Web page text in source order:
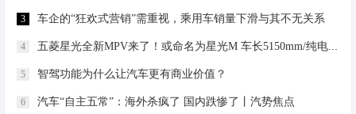
限公司表示，增资有利于增强赛力斯
汽车资本实力，…
3 车企的“狂欢式营销”需重视，乘用车销量下滑与其不无关系
4 五菱星光全新MPV来了！或命名为星光M 车长5150mm/纯电续航170km
5 智驾功能为什么让汽车更有商业价值？
6 汽车“自主五常”：海外杀疯了 国内跌惨了丨汽势焦点